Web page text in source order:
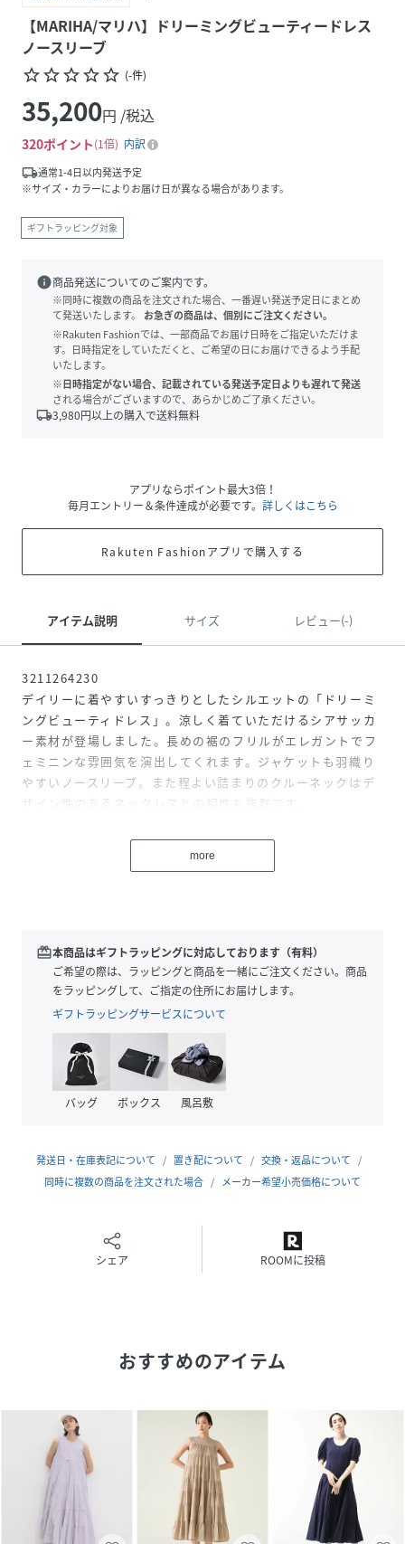
【MARIHA/マリハ】ドリーミングビューティードレス
ノースリーブ
star_borderstar_borderstar_borderstar_borderstar_border (-件)
35,200円 /税込
320ポイント 1倍
内訳
local_shipping通常1-4日以内発送予定
※サイズ・カラーによりお届け日が異なる場合があります。
ギフトラッピング対象
info商品発送についてのご案内です。
※同時に複数の商品を注文された場合、一番遅い発送予定日にまとめ
て発送いたします。
お急ぎの商品は、個別にご注文ください。
※Rakuten Fashionでは、一部商品でお届け日時をご指定いただけま
す。日時指定をしていただくと、ご希望の日にお届けできるよう手配
いたします。
※日時指定がない場合、記載されている発送予定日よりも遅れて発送
される場合がございますので、あらかじめご了承ください。
local_shipping3,980円以上の購入で送料無料
アプリならポイント最大3倍！
毎月エントリー＆条件達成が必要です。 詳しくはこちら
Rakuten Fashionアプリで購入する
アイテム説明 サイズ レビュー(-)
3211264230
デイリーに着やすいすっきりとしたシルエットの「ドリーミ
ングビューティドレス」。涼しく着ていただけるシアサッカ
ー素材が登場しました。長めの裾のフリルがエレガントでフ
ェミニンな雰囲気を演出してくれます。ジャケットも羽織り
やすいノースリーブ。また程よい詰まりのクルーネックはデ
ザイン性のあるネックレスとの相性も抜群です。
SIZEFREE（36S）/ブラックSeersuckerOnyx
※すべてインド製品のため、若干の個体差がございますので
さを大切にしながら毎日でも身に着けることができるタイム
レスなデザイン。日本古来の「花鳥風月」という美意識を大
切にしながらひとつひとつの素材やシルエットを丁寧に吟味
してミニマルかつ繊細なスタイルを創り上げています。パリ
を拠点にインターナショナルに活動するデザイナー
MarieWestonが、旅の中で出会った情景からインスピレー
ションをうけたデザインには、ポジティブなメッセージに溢
れたストーリー性のある名前がつけられています。「美しい
は、身につける人の魅力を美しく引き立て、心華やぐ時を演
出してくれます。
more
redeem本商品はギフトラッピングに対応しております（有料）
ご希望の際は、ラッピングと商品を一緒にご注文ください。商品
をラッピングして、ご指定の住所にお届けします。
ギフトラッピングサービスについて
バッグ ボックス 風呂敷
発送日・在庫表記について 置き配について
交換・返品について
同時に複数の商品を注文された場合
メーカー希望小売価格について
シェア ROOMに投稿
おすすめのアイテム